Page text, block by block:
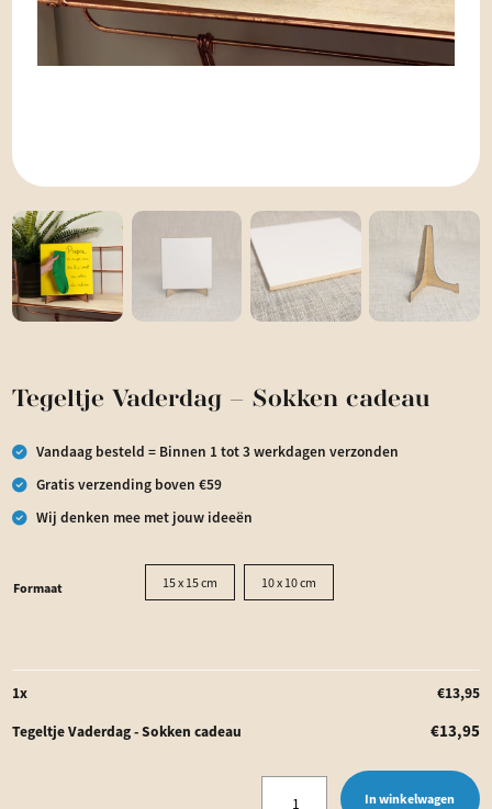
Tegeltje Vaderdag – Sokken cadeau
Formaat 15 x 15 cm 10 x 10 cm
1x €13,95
Tegeltje Vaderdag - Sokken cadeau
€13,95
In winkelwagen
Vandaag besteld = Binnen 1 tot 3 werkdagen verzonden
Gratis verzending boven €59
Wij denken mee met jouw ideeën